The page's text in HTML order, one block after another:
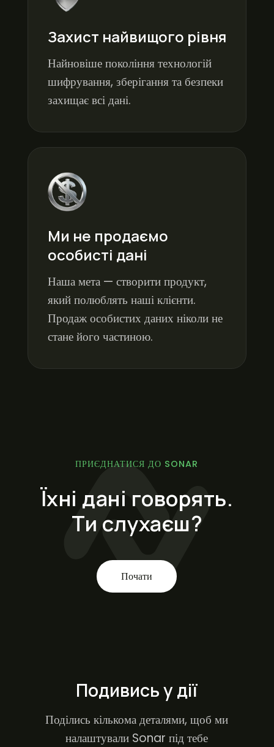
Захист найвищого рівня
Найновіше покоління технологій
шифрування, зберігання та безпеки
захищає всі дані.
Ми не продаємо
особисті дані
Наша мета — створити продукт,
який полюблять наші клієнти.
Продаж особистих даних ніколи не
стане його частиною.
ПРИЄДНАТИСЯ ДО SONAR
Їхні дані говорять.
Ти слухаєш?
Почати
Подивись у дії
Поділись кількома деталями, щоб ми
налаштували Sonar під тебе